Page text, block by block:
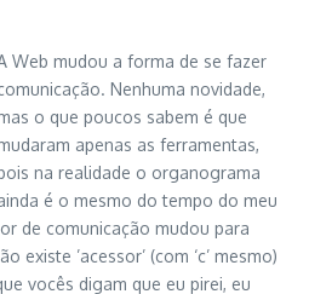
Web mudou a forma de se fazer
Nenhuma novidade,
o que poucos sabem é que
apenas as ferramentas,
na realidade o organograma
é o mesmo do tempo do meu
de comunicação mudou para
existe ’acessor’ (com ‘c’ mesmo)
vocês digam que eu pirei, eu